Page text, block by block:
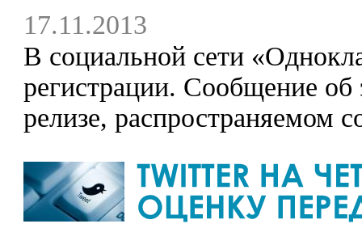
17.11.2013
В социальной сети
регистрации. Сообщение
релизе, распространяемом